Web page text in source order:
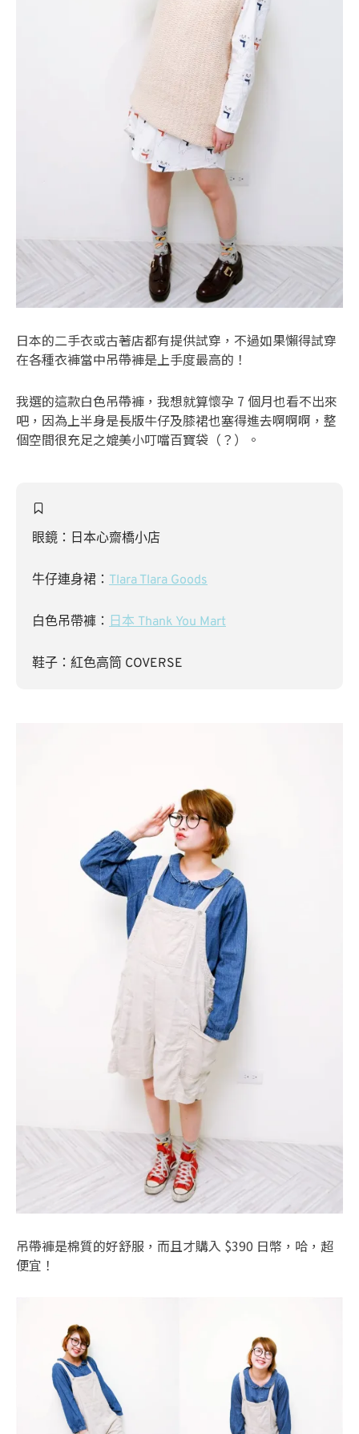
日本的二手衣或古著店都有提供試穿，不過如果懶得試穿
在各種衣褲當中吊帶褲是上手度最高的！
我選的這款白色吊帶褲，我想就算懷孕 7 個月也看不出來
吧，因為上半身是長版牛仔及膝裙也塞得進去啊啊啊，整
個空間很充足之媲美小叮噹百寶袋（？）。
眼鏡：日本心齋橋小店
牛仔連身裙： Tlara Tlara Goods
白色吊帶褲： 日本 Thank You Mart
鞋子：紅色高筒 COVERSE
吊帶褲是棉質的好舒服，而且才購入 $390 日幣，哈，超
便宜！